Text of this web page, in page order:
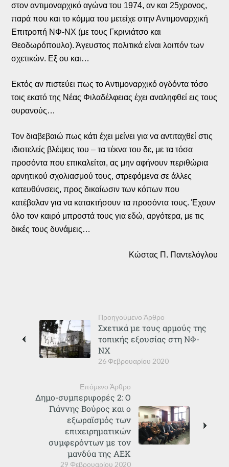
στον αντιμοναρχικό αγώνα του 1974, αν και 25χρονος,
παρά που και το κόμμα του μετείχε στην Αντιμοναρχική
Επιτροπή ΝΦ-ΝΧ (με τους Γκρινιάτσο και
Θεοδωρόπουλο). Άγευστος πολιτικά είναι λοιπόν των
σχετικών. Εξ ου και…
Εκτός αν πιστεύει πως το Αντιμοναρχικό ογδόντα τόσο
τοις εκατό της Νέας Φιλαδέλφειας έχει αναληφθεί εις τους
ουρανούς…
Τον διαβεβαιώ πως κάτι έχει μείνει για να αντιταχθεί στις
ιδιοτελείς βλέψεις του – τα τέκνα του δε, με τα τόσα
προσόντα που επικαλείται, ας μην αφήνουν περιθώρια
αρνητικού σχολιασμού τους, στρεφόμενα σε άλλες
κατευθύνσεις, προς δικαίωσιν των κόπων που
κατέβαλαν για να κατακτήσουν τα προσόντα τους. Έχουν
όλο τον καιρό μπροστά τους για εδώ, αργότερα, με τις
δικές τους δυνάμεις…
Κώστας Π. Παντελόγλου
Προηγούμενο Άρθρο
26 Φεβρουαρίου 2020
Σχετικά με τους αρμούς της
τοπικής εξουσίας στη ΝΦ-
ΝΧ
Επόμενο Άρθρο
29 Φεβρουαρίου 2020
Δημο-συμπεριφορές 2: Ο
Γιάννης Βούρος και ο
εξωραϊσμός των
επιχειρηματικών
συμφερόντων με τον
μανδύα της ΑΕΚ